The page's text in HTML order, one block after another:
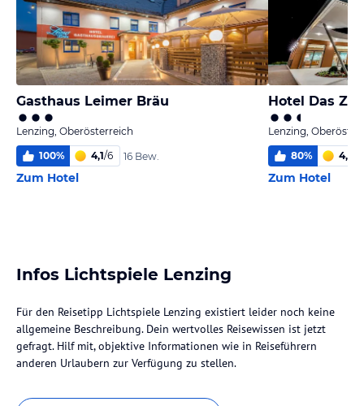
Gasthaus Leimer Bräu
Lenzing, Oberösterreich
100% 4,1/6 16 Bew.
Zum Hotel
Hotel Das
Lenzing,
80% 4,5
Zum Hotel
Infos Lichtspiele Lenzing
Für den Reisetipp Lichtspiele Lenzing existiert leider noch keine
allgemeine Beschreibung. Dein wertvolles Reisewissen ist jetzt
gefragt. Hilf mit, objektive Informationen wie in Reiseführern
anderen Urlaubern zur Verfügung zu stellen.